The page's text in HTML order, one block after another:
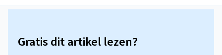
Gratis dit artikel lezen?